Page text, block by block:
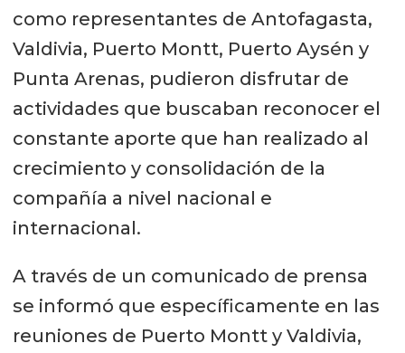
como representantes de Antofagasta,
Valdivia, Puerto Montt, Puerto Aysén y
Punta Arenas, pudieron disfrutar de
actividades que buscaban reconocer el
constante aporte que han realizado al
crecimiento y consolidación de la
compañía a nivel nacional e
internacional.
A través de un comunicado de prensa
se informó que específicamente en las
reuniones de Puerto Montt y Valdivia,